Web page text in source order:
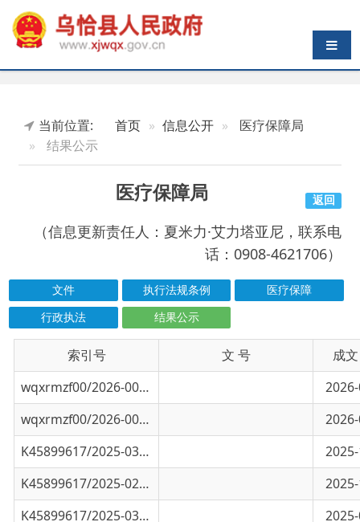
导航切换
结果公示
医疗保障局
（信息更新责任人：夏米力·艾力塔亚尼，联系电
话：0908-4621706）
医疗保障
行政执法
结果公示
索引号 信息标题 文 号
wqxrmzf00/2026-00262
乌恰县2026年第一季度城乡居民依规申请
2026-04-15
wqxrmzf00/2026-00253
乌恰县2026年第一季度医保基金收支情况
2026-04-08
K45899617/2025-02598
乌恰县2025年第三季度医保基金收支情况
2025-10-16
K45899617/2025-03403 乌恰县2025年第三季度城乡居民依规申请
2025-09-25
K45899617/2025-02086
乌恰县2025年第二季度城乡居民临时医疗
2025-07-25
K45899617/2025-01233 2025年乌恰县定点医药机构26家公示表
2025-04-28